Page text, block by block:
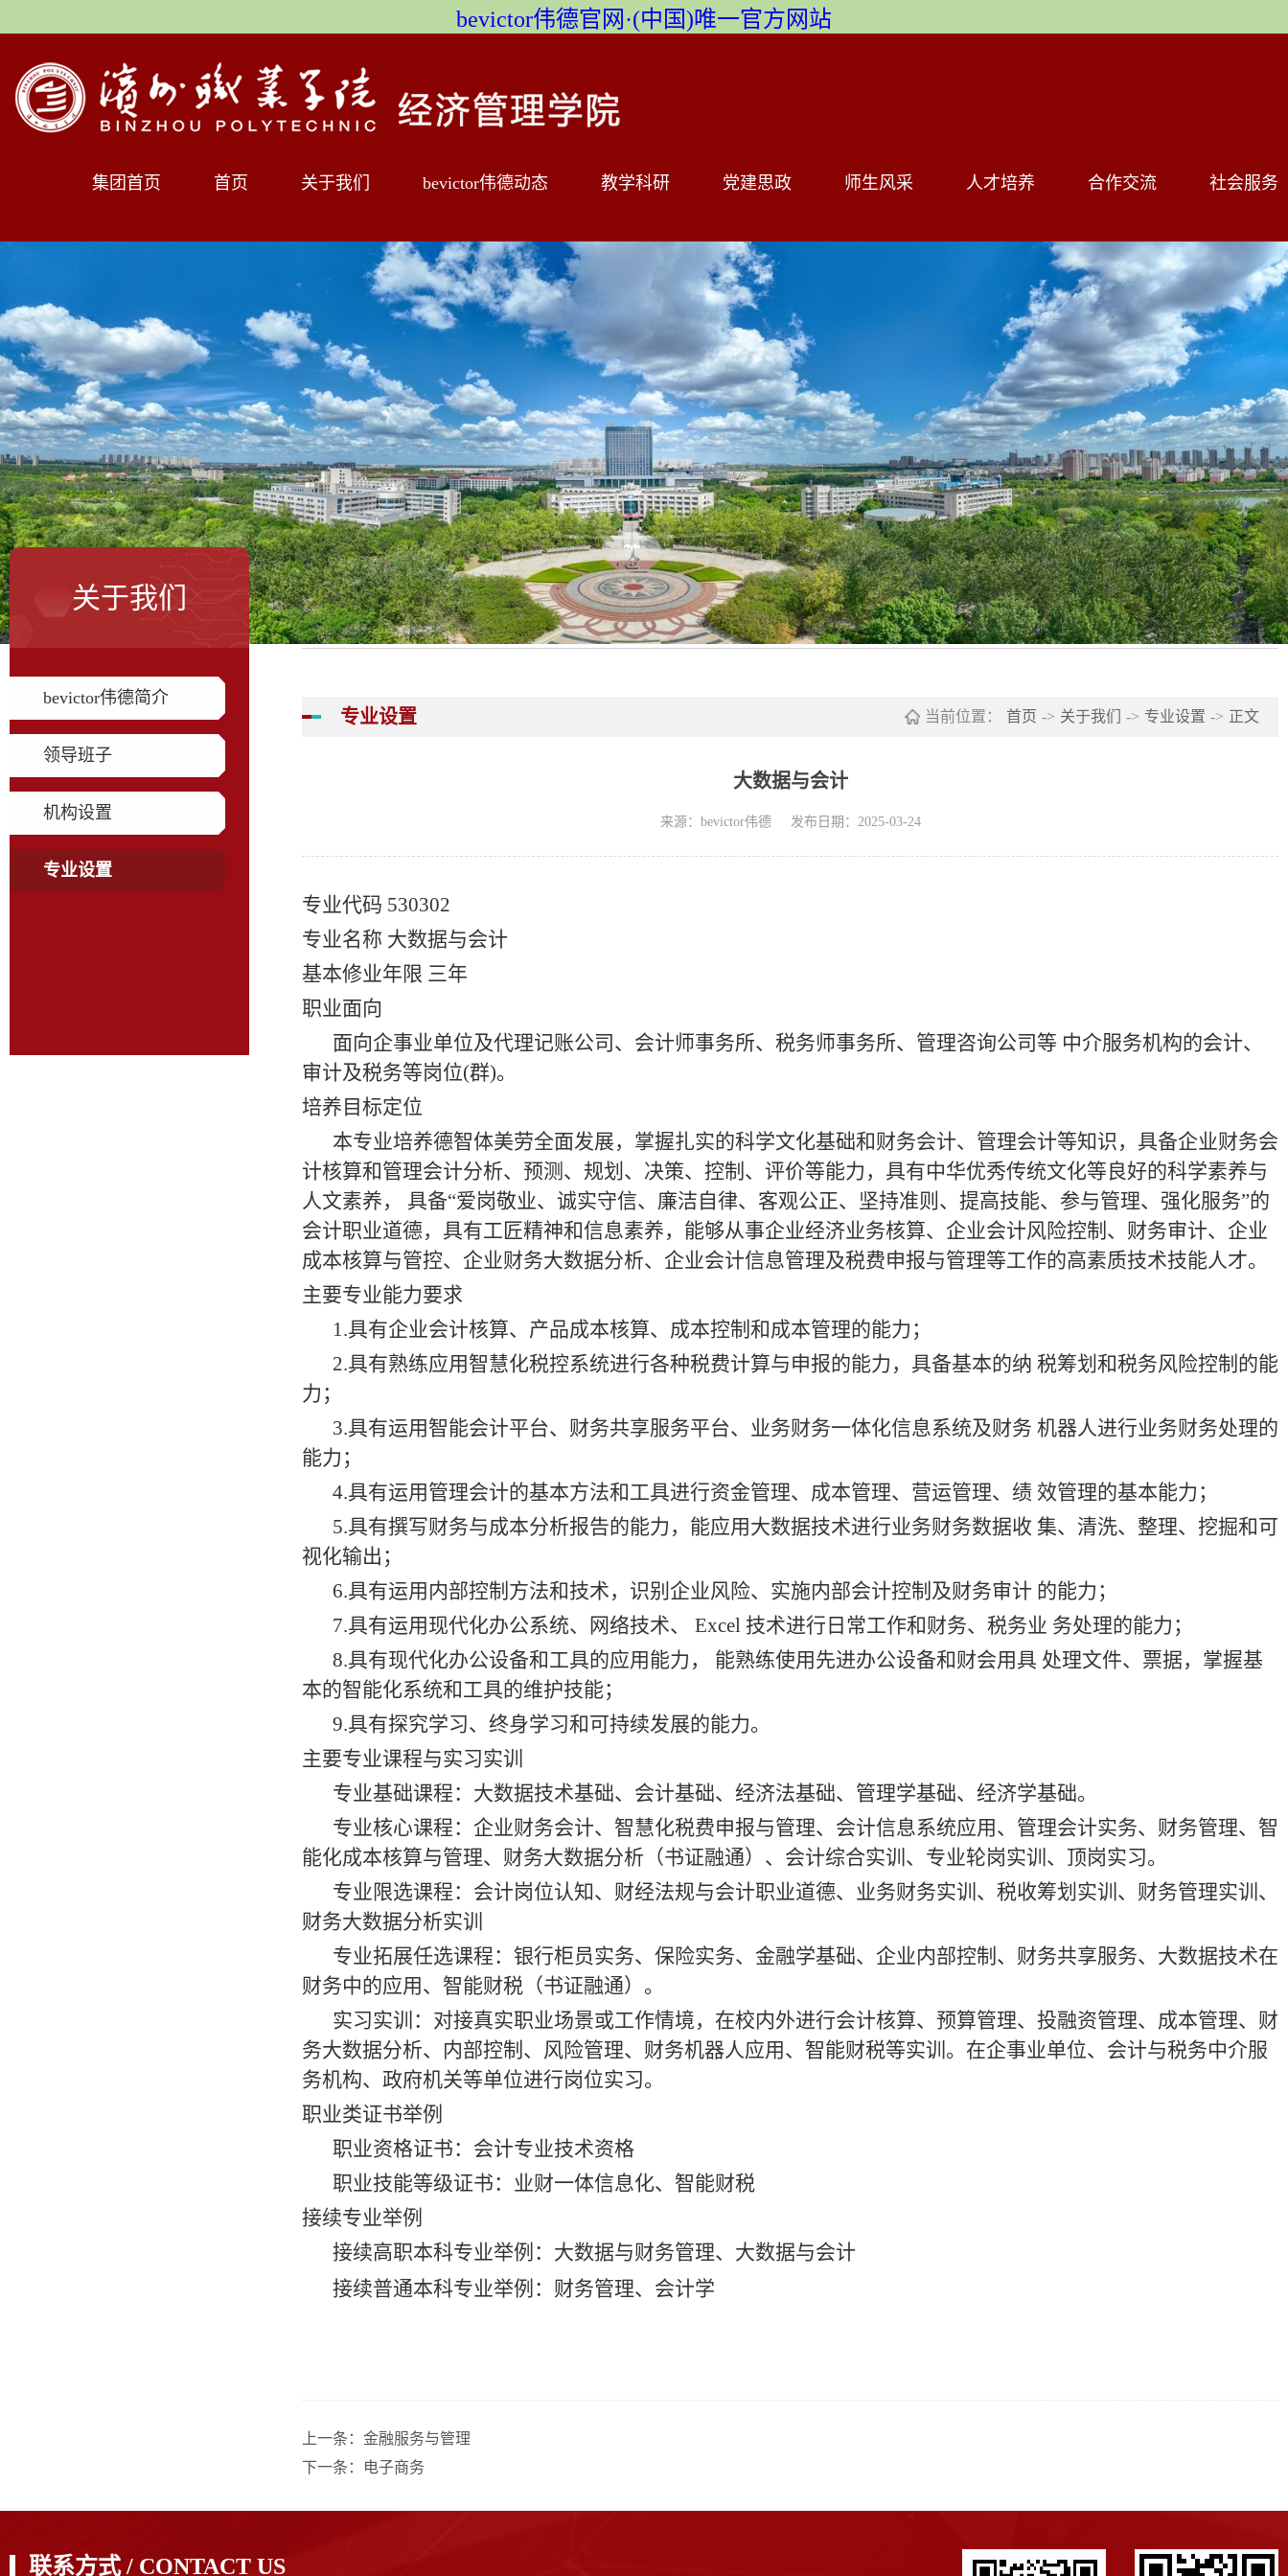
bevictor伟德官网·(中国)唯一官方网站
集团首页 首页 关于我们 bevictor伟德动态 教学科研 党建思政 师生风采 人才培养 合作交流 社会服务
关于我们
bevictor伟德简介
领导班子
机构设置
专业设置
专业设置 当前位置： 首页 -> 关于我们 -> 专业设置 -> 正文
大数据与会计
来源：bevictor伟德 发布日期：2025-03-24
专业代码 530302
专业名称 大数据与会计
基本修业年限 三年
职业面向
面向企事业单位及代理记账公司、会计师事务所、税务师事务所、管理咨询公司等 中介服务机构的会计、
审计及税务等岗位(群)。
培养目标定位
本专业培养德智体美劳全面发展，掌握扎实的科学文化基础和财务会计、管理会计等知识，具备企业财务会
计核算和管理会计分析、预测、规划、决策、控制、评价等能力，具有中华优秀传统文化等良好的科学素养与
人文素养，
具备“爱岗敬业、诚实守信、廉洁自律、客观公正、坚持准则、提高技能、参与管理、强化服务”的
会计职业道德，具有工匠精神和信息素养，能够从事企业经济业务核算、企业会计风险控制、财务审计、企业
成本核算与管控、企业财务大数据分析、企业会计信息管理及税费申报与管理等工作的高素质技术技能人才。
主要专业能力要求
1.具有企业会计核算、产品成本核算、成本控制和成本管理的能力；
2.具有熟练应用智慧化税控系统进行各种税费计算与申报的能力，具备基本的纳 税筹划和税务风险控制的能
力；
3.具有运用智能会计平台、财务共享服务平台、业务财务一体化信息系统及财务 机器人进行业务财务处理的
能力；
4.具有运用管理会计的基本方法和工具进行资金管理、成本管理、营运管理、绩 效管理的基本能力；
5.具有撰写财务与成本分析报告的能力，能应用大数据技术进行业务财务数据收 集、清洗、整理、挖掘和可
视化输出；
6.具有运用内部控制方法和技术，识别企业风险、实施内部会计控制及财务审计 的能力；
7.具有运用现代化办公系统、网络技术、 Excel 技术进行日常工作和财务、税务业 务处理的能力；
8.具有现代化办公设备和工具的应用能力， 能熟练使用先进办公设备和财会用具 处理文件、票据，掌握基
本的智能化系统和工具的维护技能；
9.具有探究学习、终身学习和可持续发展的能力。
主要专业课程与实习实训
专业基础课程： 大数据技术基础、会计基础、经济法基础、管理学基础、经济学基础。
专业核心课程： 企业财务会计、智慧化税费申报与管理、会计信息系统应用、管理会计实务、财务管理、智
能化成本核算与管理、财务大数据分析（书证融通）、会计综合实训、专业轮岗实训、顶岗实习。
专业限选课程： 会计岗位认知、财经法规与会计职业道德、业务财务实训、税收筹划实训、财务管理实训、
财务大数据分析实训
专业拓展任选课程：银行柜员实务、保险实务、金融学基础、企业内部控制、财务共享服务、大数据技术在
财务中的应用、智能财税（书证融通）。
实习实训： 对接真实职业场景或工作情境，在校内外进行会计核算、预算管理、投融资管理、成本管理、财
务大数据分析、内部控制、风险管理、财务机器人应用、智能财税等实训。在企事业单位、会计与税务中介服
务机构、政府机关等单位进行岗位实习。
职业类证书举例
职业资格证书： 会计专业技术资格
职业技能等级证书： 业财一体信息化、智能财税
接续专业举例
接续高职本科专业举例： 大数据与财务管理、大数据与会计
接续普通本科专业举例： 财务管理、会计学
上一条： 金融服务与管理
下一条：
电子商务
联系方式 / CONTACT US